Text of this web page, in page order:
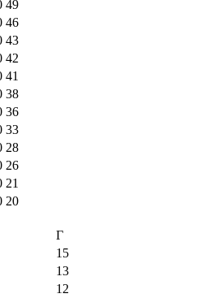
49
46
43
42
41
38
36
33
28
26
21
20
Г
15
13
12